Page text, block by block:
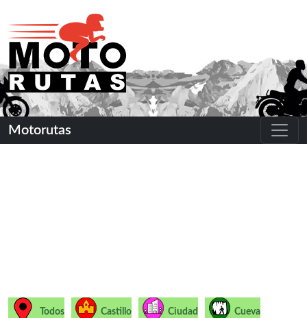
Motorutas
Todos Castillo Ciudad Cueva